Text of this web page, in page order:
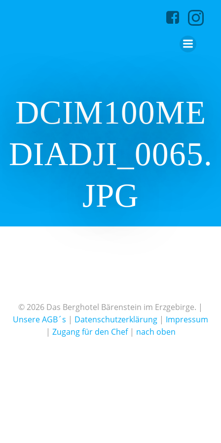
DCIM100ME
DIADJI_0065.
JPG
© 2026 Das Berghotel Bärenstein im Erzgebirge. |
Unsere AGB´s | Datenschutzerklärung | Impressum
| Zugang für den Chef| nach oben